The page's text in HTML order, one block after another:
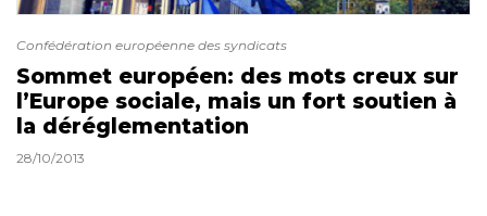
Confédération européenne des syndicats
Sommet européen: des mots creux sur
l’Europe sociale, mais un fort soutien à
la déréglementation
28/10/2013